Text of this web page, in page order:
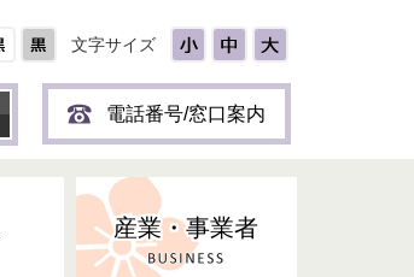
文字サイズ
電話番号/窓口案内
産業・事業者